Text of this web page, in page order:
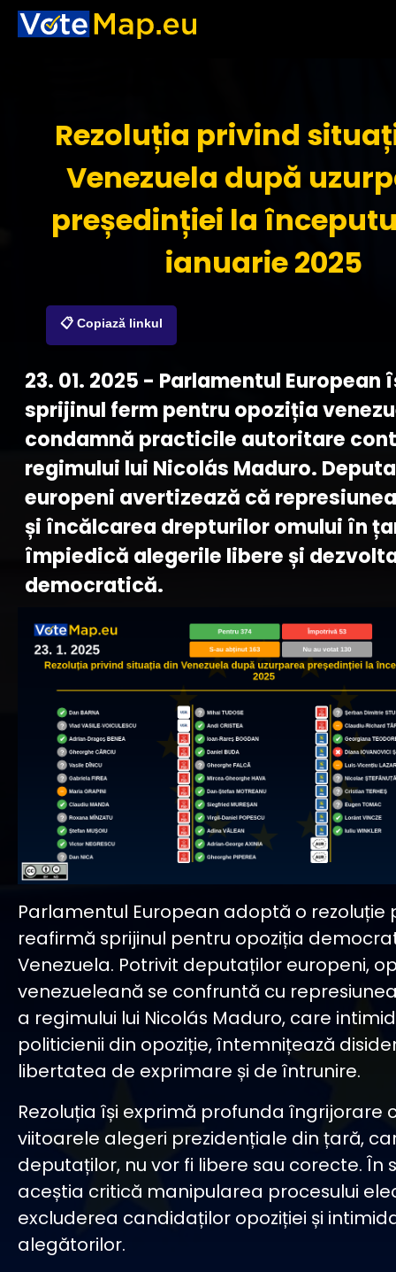
Rezoluția privind
Venezuela după
președinției la
ianuarie 2025
📋 Copiază linkul
23. 01. 2025 - Parlamentul European
sprijinul ferm pentru opoziția
condamnă practicile autoritare
regimului lui Nicolás Maduro.
europeni avertizează că
și încălcarea drepturilor omului în
împiedică alegerile libere și
democratică.
Parlamentul European adoptă o rezoluție
reafirmă sprijinul pentru opoziția
Venezuela. Potrivit deputaților europeni,
venezueleană se confruntă cu
a regimului lui Nicolás Maduro, care
politicienii din opoziție, întemnițează
libertatea de exprimare și de întrunire.
Rezoluția își exprimă profunda îngrijorare
viitoarele alegeri prezidențiale din țară,
deputaților, nu vor fi libere sau corecte. În
aceștia critică manipularea procesului
excluderea candidaților opoziției și
alegătorilor.